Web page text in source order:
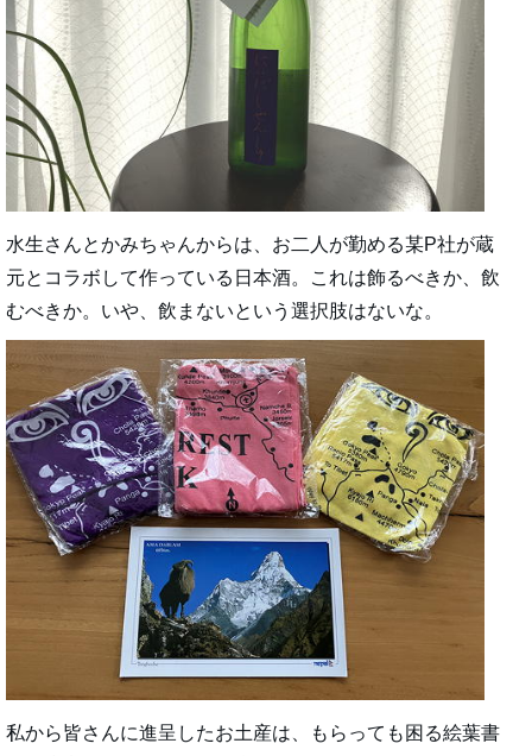
水生さんとかみちゃんからは、お二人が勤める某P社が蔵
元とコラボして作っている日本酒。これは飾るべきか、飲
むべきか。いや、飲まないという選択肢はないな。
私から皆さんに進呈したお土産は、もらっても困る絵葉書